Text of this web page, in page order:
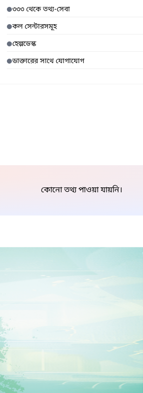
৩৩৩ থেকে তথ্য-সেবা
কল সেন্টারসমূহ
হেল্পডেস্ক
ডাক্তারের সাথে যোগাযোগ
কোনো তথ্য পাওয়া যায়নি।